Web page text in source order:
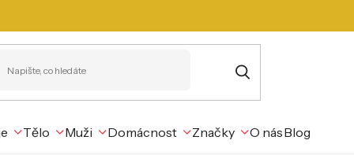
Tělo Muži Domácnost Značky O násBlog